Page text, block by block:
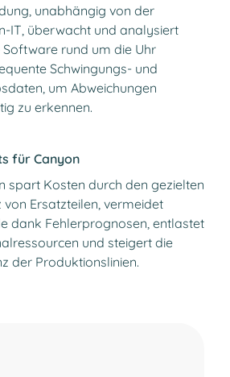
unabhängig von der
IT, überwacht und analysiert
Software rund um die Uhr
Schwingungs- und
um Abweichungen
zu erkennen.
für Canyon​
spart Kosten durch den gezielten
von Ersatzteilen, vermeidet
dank Fehlerprognosen, entlastet
und steigert die
der Produktionslinien.